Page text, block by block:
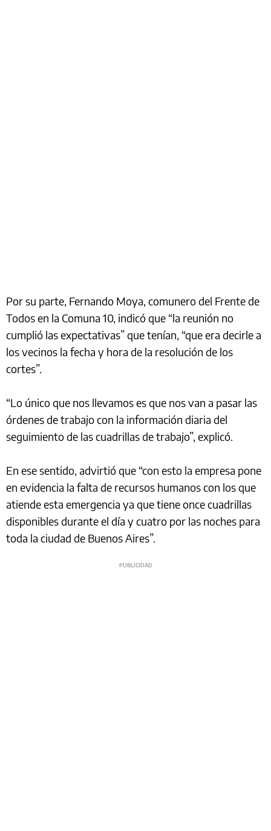
Por su parte, Fernando Moya, comunero del Frente de
Todos en la Comuna 10, indicó que “la reunión no
cumplió las expectativas” que tenían, “que era decirle a
los vecinos la fecha y hora de la resolución de los
cortes”.
“Lo único que nos llevamos es que nos van a pasar las
órdenes de trabajo con la información diaria del
seguimiento de las cuadrillas de trabajo”, explicó.
En ese sentido, advirtió que “con esto la empresa pone
en evidencia la falta de recursos humanos con los que
atiende esta emergencia ya que tiene once cuadrillas
disponibles durante el día y cuatro por las noches para
toda la ciudad de Buenos Aires”.